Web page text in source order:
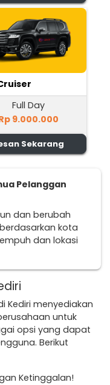
Full Day
9.000.000
Sekarang
Pelanggan
dan berubah
kota
dan lokasi
Kediri menyediakan
untuk
opsi yang dapat
Berikut
Ketinggalan!